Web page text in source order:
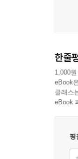
한줄
1,000
eBook
클래스
eBook
평